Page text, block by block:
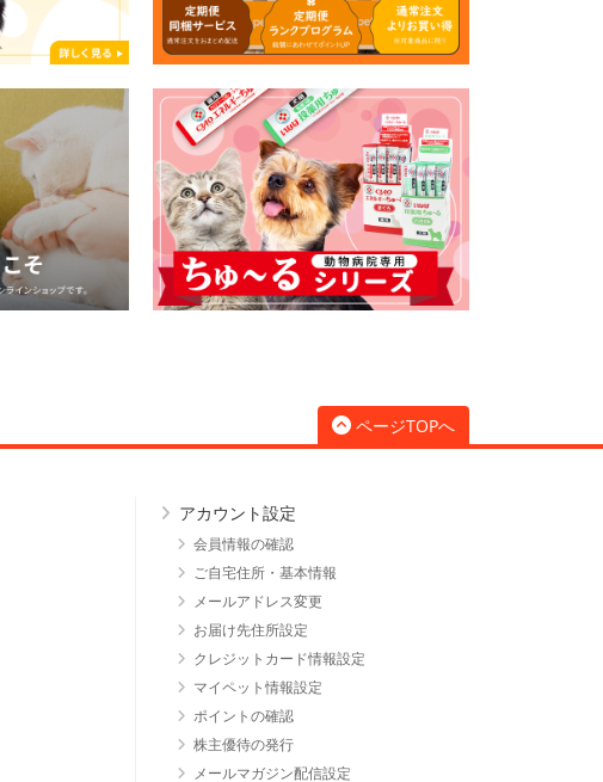
ページTOPへ
アカウント設定
会員情報の確認
ご自宅住所・基本情報
メールアドレス変更
お届け先住所設定
クレジットカード情報設定
マイペット情報設定
ポイントの確認
株主優待の発行
メールマガジン配信設定